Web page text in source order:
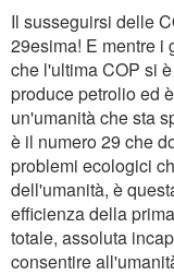
Il susseguirsi delle
29esima! E mentre i
che l'ultima COP si
produce petrolio ed
un'umanità che sta
è il numero 29 che
problemi ecologici
dell'umanità, è
efficienza della
totale, assoluta
consentire